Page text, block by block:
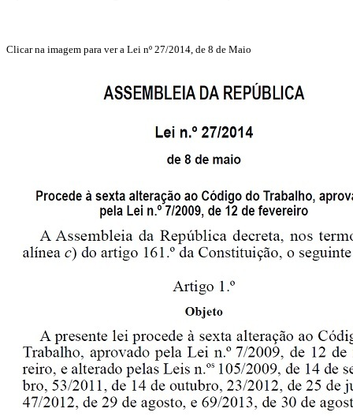
Clicar na imagem para ver a Lei nº 27/2014, de 8 de Maio